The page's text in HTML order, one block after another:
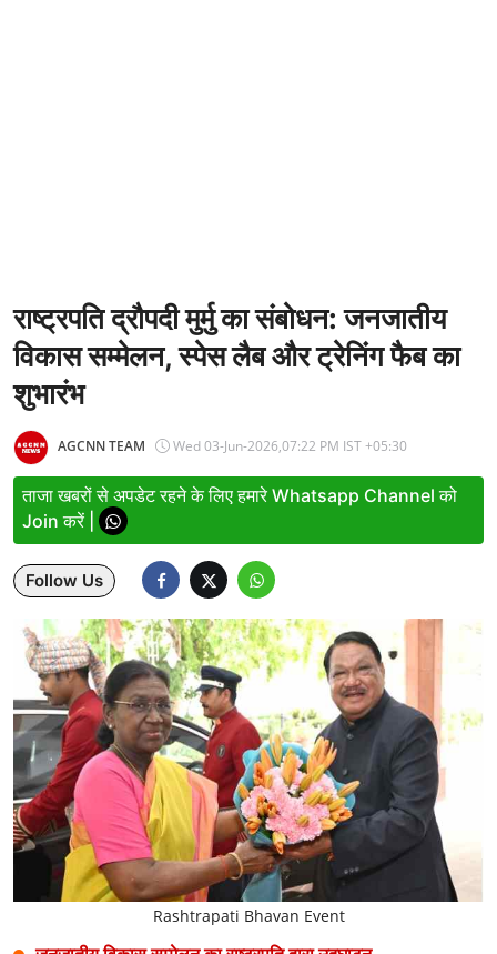
Business
Relationship
Education
Defence & Security
Environment
Lifestyle
Health
Development
Career
Literature
Tour & Travel
History Speaks
About Us
राष्ट्रपति द्रौपदी मुर्मु का संबोधन: जनजातीय
विकास सम्मेलन, स्पेस लैब और ट्रेनिंग फैब का
शुभारंभ
AGCNN TEAM Wed 03-Jun-2026,07:22 PM IST +05:30
ताजा खबरों से अपडेट रहने के लिए हमारे Whatsapp Channel को
Join करें |
Follow Us
Rashtrapati Bhavan Event